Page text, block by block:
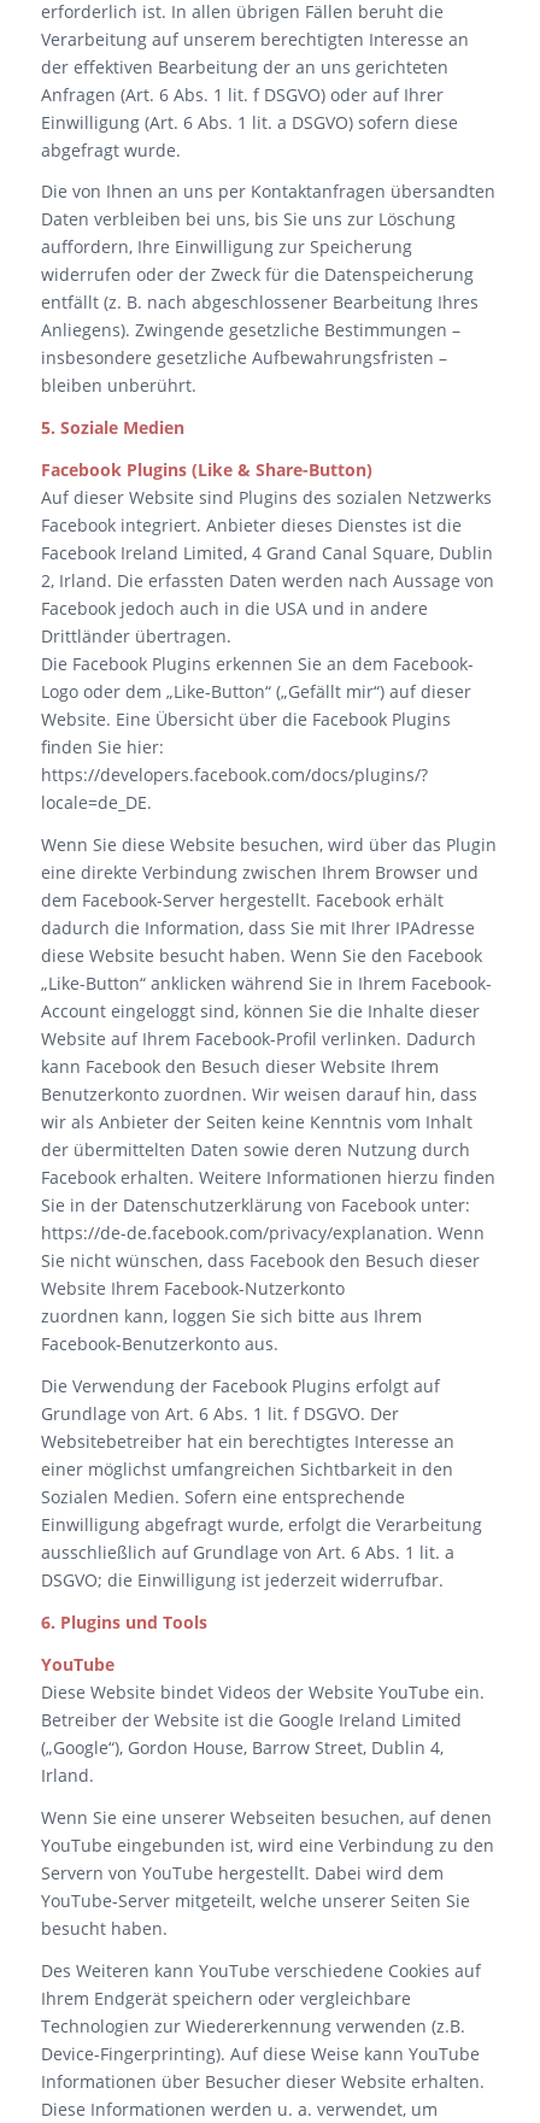
erforderlich ist. In allen übrigen Fällen beruht die
Verarbeitung auf unserem berechtigten Interesse an
der effektiven Bearbeitung der an uns gerichteten
Anfragen (Art. 6 Abs. 1 lit. f DSGVO) oder auf Ihrer
Einwilligung (Art. 6 Abs. 1 lit. a DSGVO) sofern diese
abgefragt wurde.
Die von Ihnen an uns per Kontaktanfragen übersandten
Daten verbleiben bei uns, bis Sie uns zur Löschung
auffordern, Ihre Einwilligung zur Speicherung
widerrufen oder der Zweck für die Datenspeicherung
entfällt (z. B. nach abgeschlossener Bearbeitung Ihres
Anliegens). Zwingende gesetzliche Bestimmungen –
insbesondere gesetzliche Aufbewahrungsfristen –
bleiben unberührt.
5. Soziale Medien
Facebook Plugins (Like & Share-Button)
Auf dieser Website sind Plugins des sozialen Netzwerks
Facebook integriert. Anbieter dieses Dienstes ist die
Facebook Ireland Limited, 4 Grand Canal Square, Dublin
2, Irland. Die erfassten Daten werden nach Aussage von
Facebook jedoch auch in die USA und in andere
Drittländer übertragen.
Die Facebook Plugins erkennen Sie an dem Facebook-
Logo oder dem „Like-Button“ („Gefällt mir“) auf dieser
Website. Eine Übersicht über die Facebook Plugins
finden Sie hier:
https://developers.facebook.com/docs/plugins/?
locale=de_DE.
Wenn Sie diese Website besuchen, wird über das Plugin
eine direkte Verbindung zwischen Ihrem Browser und
dem Facebook-Server hergestellt. Facebook erhält
dadurch die Information, dass Sie mit Ihrer IPAdresse
diese Website besucht haben. Wenn Sie den Facebook
„Like-Button“ anklicken während Sie in Ihrem Facebook-
Account eingeloggt sind, können Sie die Inhalte dieser
Website auf Ihrem Facebook-Profil verlinken. Dadurch
kann Facebook den Besuch dieser Website Ihrem
Benutzerkonto zuordnen. Wir weisen darauf hin, dass
wir als Anbieter der Seiten keine Kenntnis vom Inhalt
der übermittelten Daten sowie deren Nutzung durch
Facebook erhalten. Weitere Informationen hierzu finden
Sie in der Datenschutzerklärung von Facebook unter:
https://de-de.facebook.com/privacy/explanation. Wenn
Sie nicht wünschen, dass Facebook den Besuch dieser
Website Ihrem Facebook-Nutzerkonto
zuordnen kann, loggen Sie sich bitte aus Ihrem
Facebook-Benutzerkonto aus.
Die Verwendung der Facebook Plugins erfolgt auf
Grundlage von Art. 6 Abs. 1 lit. f DSGVO. Der
Websitebetreiber hat ein berechtigtes Interesse an
einer möglichst umfangreichen Sichtbarkeit in den
Sozialen Medien. Sofern eine entsprechende
Einwilligung abgefragt wurde, erfolgt die Verarbeitung
ausschließlich auf Grundlage von Art. 6 Abs. 1 lit. a
DSGVO; die Einwilligung ist jederzeit widerrufbar.
6. Plugins und Tools
YouTube
Diese Website bindet Videos der Website YouTube ein.
Betreiber der Website ist die Google Ireland Limited
(„Google“), Gordon House, Barrow Street, Dublin 4,
Irland.
Wenn Sie eine unserer Webseiten besuchen, auf denen
YouTube eingebunden ist, wird eine Verbindung zu den
Servern von YouTube hergestellt. Dabei wird dem
YouTube-Server mitgeteilt, welche unserer Seiten Sie
besucht haben.
Des Weiteren kann YouTube verschiedene Cookies auf
Ihrem Endgerät speichern oder vergleichbare
Technologien zur Wiedererkennung verwenden (z.B.
Device-Fingerprinting). Auf diese Weise kann YouTube
Informationen über Besucher dieser Website erhalten.
Diese Informationen werden u. a. verwendet, um